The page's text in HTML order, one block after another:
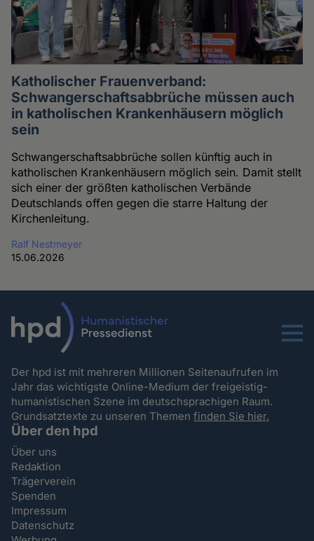
Katholischer Frauenverband:
Schwangerschaftsabbrüche müssen auch
in katholischen Krankenhäusern möglich
sein
Schwangerschaftsabbrüche sollen künftig auch in
katholischen Krankenhäusern möglich sein. Damit stellt
sich einer der größten katholischen Verbände
Deutschlands offen gegen die starre Haltung der
Kirchenleitung.
Ralf Nestmeyer
15.06.2026
Menu
Der hpd ist mit mehreren Millionen Seitenaufrufen im
Jahr das wichtigste Online-Medium der freigeistig-
humanistischen Szene im deutschsprachigen Raum.
Grundsatztexte zu unseren Themenfinden Sie hier.
Über den hpd
Über uns
Redaktion
Trägerverein
Spenden
Impressum
Datenschutz